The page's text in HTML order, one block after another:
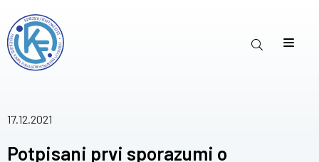
17.12.2021
Potpisani prvi sporazumi o